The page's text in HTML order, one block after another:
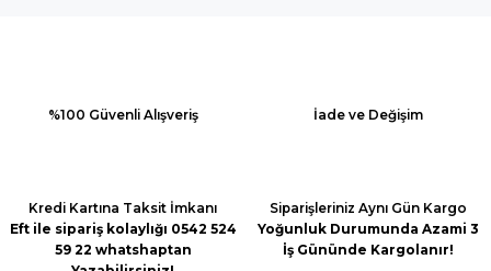
Bu ürüne benzer farklı alternatifler olmalı.
%100 Güvenli Alışveriş İade ve Değişim
Kredi Kartına Taksit İmkanı
Eft ile sipariş kolaylığı 0542 524
59 22 whatshaptan
Siparişleriniz Aynı Gün Kargo
Yoğunluk Durumunda Azami 3
İş Gününde Kargolanır!